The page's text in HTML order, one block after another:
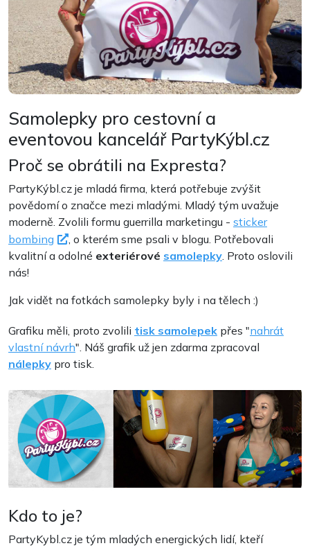
Samolepky pro cestovní a
eventovou kancelář PartyKýbl.cz
Proč se obrátili na Expresta?
PartyKýbl.cz je mladá firma, která potřebuje zvýšit
povědomí o značce mezi mladými. Mladý tým uvažuje
moderně. Zvolili formu guerrilla marketingu - sticker
bombing
, o kterém sme psali v blogu. Potřebovali
kvalitní a odolné exteriérové samolepky. Proto oslovili
nás!
Jak vidět na fotkách samolepky byly i na tělech :)
Grafiku měli, proto zvolili tisk samolepek přes "nahrát
vlastní návrh". Náš grafik už jen zdarma zpracoval
nálepky pro tisk.
Kdo to je?
PartyKybl.cz je tým mladých energických lidí, kteří